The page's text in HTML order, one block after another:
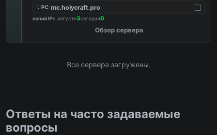
PC mc.holycraft.pro
копий IPв августе3сегодня0
Обзор сервера
Все сервера загружены.
Ответы на часто задаваемые
вопросы